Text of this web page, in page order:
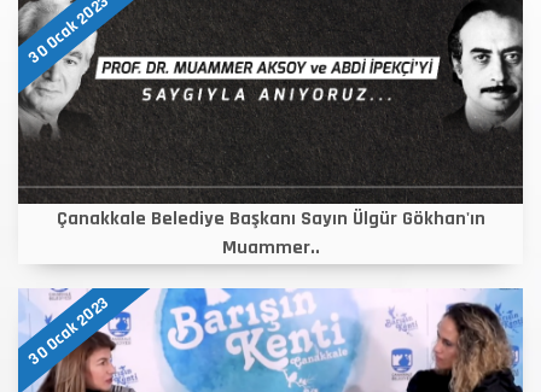
30 Ocak 2023
Çanakkale Belediye Başkanı Sayın Ülgür Gökhan'ın
Muammer..
30 Ocak 2023